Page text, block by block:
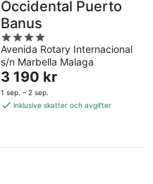
Occidental Puerto
Banus
4
out
of
5
Avenida Rotary Internacional
s/n Marbella Malaga
Priset
är
3 190 kr
3 190 kr
1 sep. – 2 sep.
inklusive skatter och avgifter